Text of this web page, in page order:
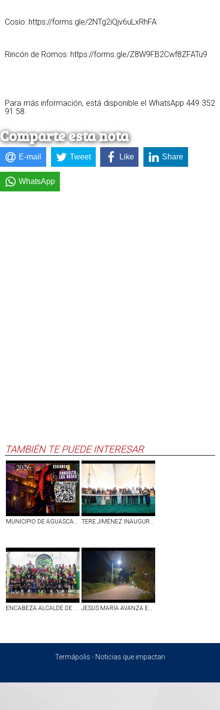
Cosío: https://forms.gle/2NTg2iQjv6uLxRhFA
Rincón de Romos: https://forms.gle/Z8W9FB2Cwf8ZFATu9
Para más información, está disponible el WhatsApp 449 352
91 58.
Comparte esta nota
E-mail Tweet Like Share
WhatsApp
TAMBIÉN TE PUEDE INTERESAR
MUNICIPIO DE AGUASCALIENTES ABRE CONVOCATORIA PARA EL ESPECTÁCULO «MITOS Y LEYENDAS 2026» TERE JIMÉNEZ INAUGURA LA FERIA INTERNACIONAL DEL CABALLO, QUE POR 10 DÍAS CONVERTIRÁ A AGUASCALIENTES EN LA CAPITAL ECUESTRE DE AMÉRICA
ENCABEZA ALCALDE DE AGS, LEO MONTAÑEZ, CLAUSURA DEL CURSO DE VERANO «MIS VACACIONES EN LA BIBLIOTECA» JESÚS MARÍA AVANZA EN LA MODERNIZACIÓN DEL ALUMBRADO PÚBLICO; PASO BLANCO YA CUENTA CON ILUMINACIÓN 100 % LED
Termápolis - Noticias que impactan